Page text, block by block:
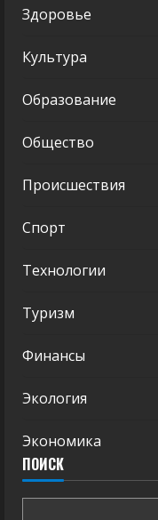
Здоровье
Культура
Образование
Общество
Происшествия
Спорт
Технологии
Туризм
Финансы
Экология
Экономика
ПОИСК